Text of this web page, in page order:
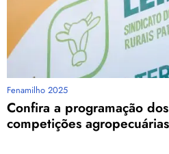
Fenamilho 2025
Confira a programação
competições